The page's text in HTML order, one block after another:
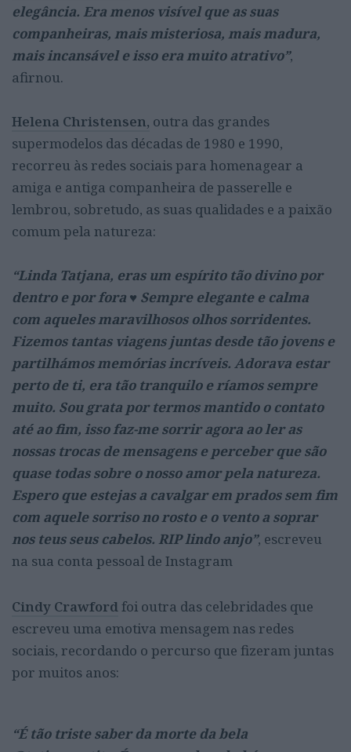
elegância. Era menos visível que as suas
companheiras, mais misteriosa, mais madura,
mais incansável e isso era muito atrativo”,
afirnou.
Helena Christensen, outra das grandes
supermodelos das décadas de 1980 e 1990,
recorreu às redes sociais para homenagear a
amiga e antiga companheira de passerelle e
lembrou, sobretudo, as suas qualidades e a paixão
comum pela natureza:
“Linda Tatjana, eras um espírito tão divino por
dentro e por fora ♥️ Sempre elegante e calma
com aqueles maravilhosos olhos sorridentes.
Fizemos tantas viagens juntas desde tão jovens e
partilhámos memórias incríveis. Adorava estar
perto de ti, era tão tranquilo e ríamos sempre
muito. Sou grata por termos mantido o contato
até ao fim, isso faz-me sorrir agora ao ler as
nossas trocas de mensagens e perceber que são
quase todas sobre o nosso amor pela natureza.
Espero que estejas a cavalgar em prados sem fim
com aquele sorriso no rosto e o vento a soprar
nos teus seus cabelos. RIP lindo anjo”, escreveu
na sua conta pessoal de Instagram
Cindy Crawfordfoi outra das celebridades que
escreveu uma emotiva mensagem nas redes
sociais, recordando o percurso que fizeram juntas
por muitos anos:
“É tão triste saber da morte da bela